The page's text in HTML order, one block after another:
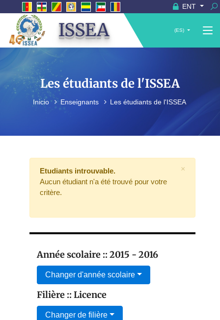
ENT
ISSEA (ES)
Les étudiants de l'ISSEA
Inicio Enseignants Les étudiants de l'ISSEA
Etudiants introuvable.
Aucun étudiant n'a été trouvé pour votre
critère.
×
Année scolaire :: 2015 - 2016
Changer d'année scolaire
Filière :: Licence
Changer de filière